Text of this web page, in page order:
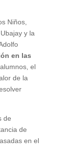
Niños,
y la
en las
el
de la
de
de
en el